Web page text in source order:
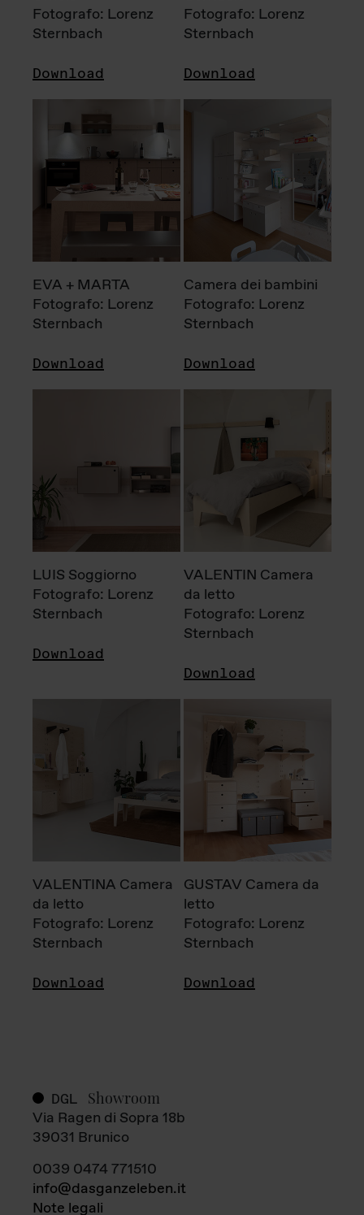
Fotografo: Lorenz
Sternbach
Download
Fotografo: Lorenz
Sternbach
Download
EVA + MARTA
Fotografo: Lorenz
Sternbach
Download
Camera dei bambini
Fotografo: Lorenz
Sternbach
Download
LUIS Soggiorno
Fotografo: Lorenz
Sternbach
Download
VALENTIN Camera
da letto
Fotografo: Lorenz
Sternbach
Download
VALENTINA Camera
da letto
Fotografo: Lorenz
Sternbach
Download
GUSTAV Camera da
letto
Fotografo: Lorenz
Sternbach
Download
DGL Showroom
Via Ragen di Sopra 18b
39031 Brunico
0039 0474 771510
info@dasganzeleben.it
Note legali